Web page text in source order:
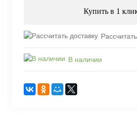
Купить в 1
В наличии